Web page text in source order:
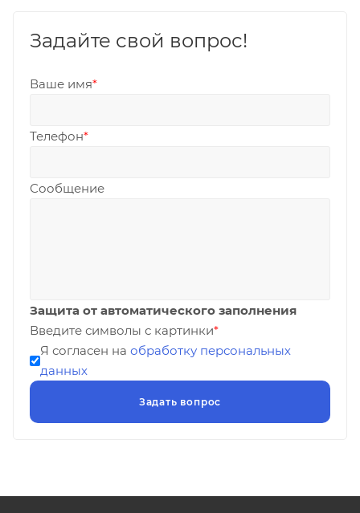
Задайте свой вопрос!
Ваше имя*
Телефон*
Сообщение
Защита от автоматического заполнения
Введите символы с картинки*
Я согласен на обработку персональных
данных